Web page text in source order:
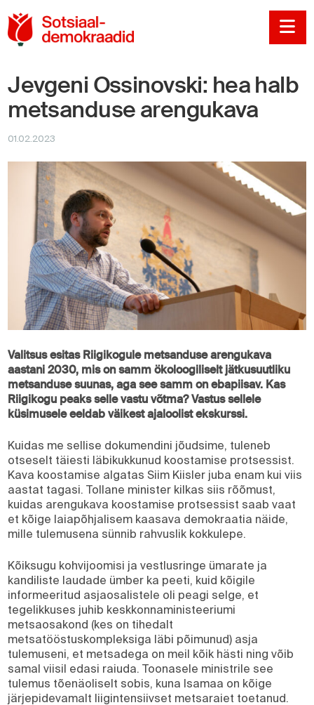
Jevgeni Ossinovski: hea halb
metsanduse arengukava
01.02.2023
Valitsus esitas Riigikogule metsanduse arengukava
aastani 2030, mis on samm ökoloogiliselt jätkusuutliku
metsanduse suunas, aga see samm on ebapiisav. Kas
Riigikogu peaks selle vastu võtma? Vastus sellele
küsimusele eeldab väikest ajaloolist ekskurssi.
Kuidas me sellise dokumendini jõudsime, tuleneb
otseselt täiesti läbikukkunud koostamise protsessist.
Kava koostamise algatas Siim Kiisler juba enam kui viis
aastat tagasi. Tollane minister kilkas siis rõõmust,
kuidas arengukava koostamise protsessist saab vaat
et kõige laiapõhjalisem kaasava demokraatia näide,
mille tulemusena sünnib rahvuslik kokkulepe.
Kõiksugu kohvijoomisi ja vestlusringe ümarate ja
kandiliste laudade ümber ka peeti, kuid kõigile
informeeritud asjaosalistele oli peagi selge, et
tegelikkuses juhib keskkonnaministeeriumi
metsaosakond (kes on tihedalt
metsatööstuskompleksiga läbi põimunud) asja
tulemuseni, et metsadega on meil kõik hästi ning võib
samal viisil edasi raiuda. Toonasele ministrile see
tulemus tõenäoliselt sobis, kuna Isamaa on kõige
järjepidevamalt liigintensiivset metsaraiet toetanud.